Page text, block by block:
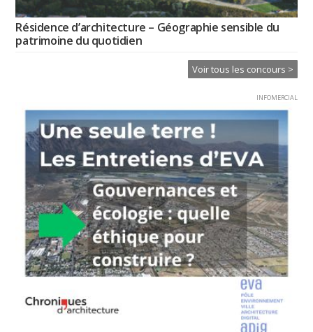
Résidence d’architecture – Géographie sensible du
patrimoine du quotidien
Voir tous les concours >
INFOMERCIAL